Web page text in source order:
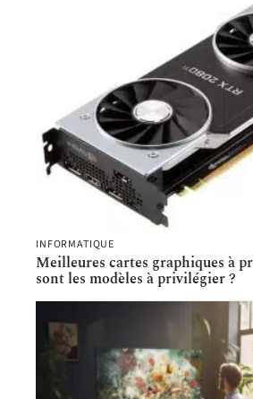
INFORMATIQUE
Meilleures cartes graphiques à
sont les modèles à privilégier ?